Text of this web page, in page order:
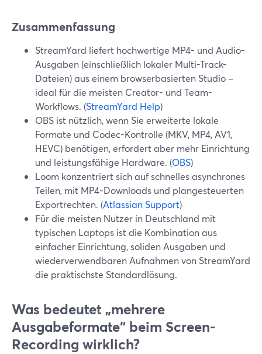
Zusammenfassung
StreamYard liefert hochwertige MP4- und Audio-
Ausgaben (einschließlich lokaler Multi-Track-
Dateien) aus einem browserbasierten Studio –
ideal für die meisten Creator- und Team-
Workflows. (StreamYard Help)
OBS ist nützlich, wenn Sie erweiterte lokale
Formate und Codec-Kontrolle (MKV, MP4, AV1,
HEVC) benötigen, erfordert aber mehr Einrichtung
und leistungsfähige Hardware. (OBS)
Loom konzentriert sich auf schnelles asynchrones
Teilen, mit MP4-Downloads und plangesteuerten
Exportrechten. (Atlassian Support)
Für die meisten Nutzer in Deutschland mit
typischen Laptops ist die Kombination aus
einfacher Einrichtung, soliden Ausgaben und
wiederverwendbaren Aufnahmen von StreamYard
die praktischste Standardlösung.
Was bedeutet „mehrere
Ausgabeformate“ beim Screen-
Recording wirklich?